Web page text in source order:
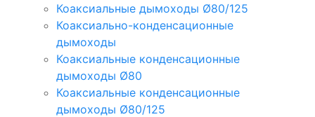
Коаксиальные дымоходы Ø80/125
Коаксиально-конденсационные
дымоходы
Коаксиальные конденсационные
дымоходы Ø80
Коаксиальные конденсационные
дымоходы Ø80/125